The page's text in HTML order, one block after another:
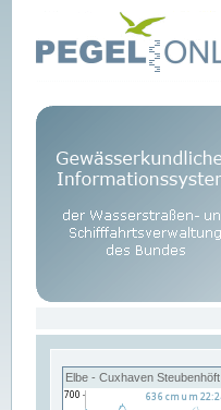
Elbe - Cuxhaven Steubenhöft